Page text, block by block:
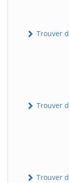
Trouver
Trouver
Trouver